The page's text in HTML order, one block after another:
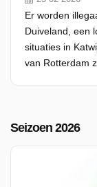
Er worden
Duiveland, een
situaties in
van Rotterdam
Seizoen 2026